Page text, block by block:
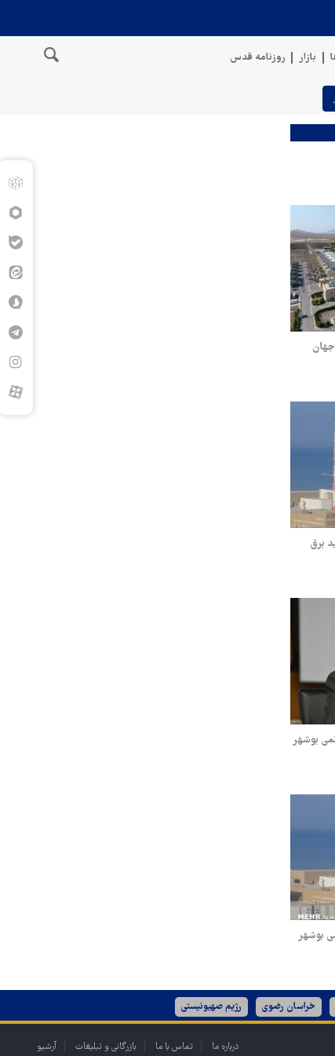
بازار روزنامه قدس
اتمی جهان
برق
بوشهر
بوشهر
خراسان رضوی رژیم صهیونیستی
درباره ما تماس با ما بازرگانی و تبلیغات آرشیو